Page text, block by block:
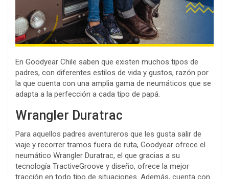
En Goodyear Chile saben que existen muchos tipos de
padres, con diferentes estilos de vida y gustos, razón por
la que cuenta con una amplia gama de neumáticos que se
adapta a la perfección a cada tipo de papá.
Wrangler Duratrac
Para aquellos padres aventureros que les gusta salir de
viaje y recorrer tramos fuera de ruta, Goodyear ofrece el
neumático Wrangler Duratrac, el que gracias a su
tecnología TractiveGroove y diseño, ofrece la mejor
tracción en todo tipo de situaciones. Además, cuenta con